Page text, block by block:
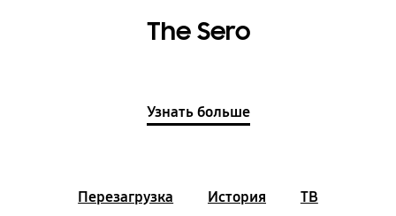
The Sero
Узнать больше
Перезагрузка История
ТВ